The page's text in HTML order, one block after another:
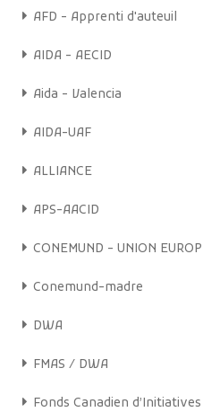
AFD - Apprenti d'auteuil
AIDA - AECID
Aida - Valencia
AIDA-UAF
ALLIANCE
APS-AACID
CONEMUND - UNION
Conemund-madre
DWA
FMAS / DWA
Fonds Canadien